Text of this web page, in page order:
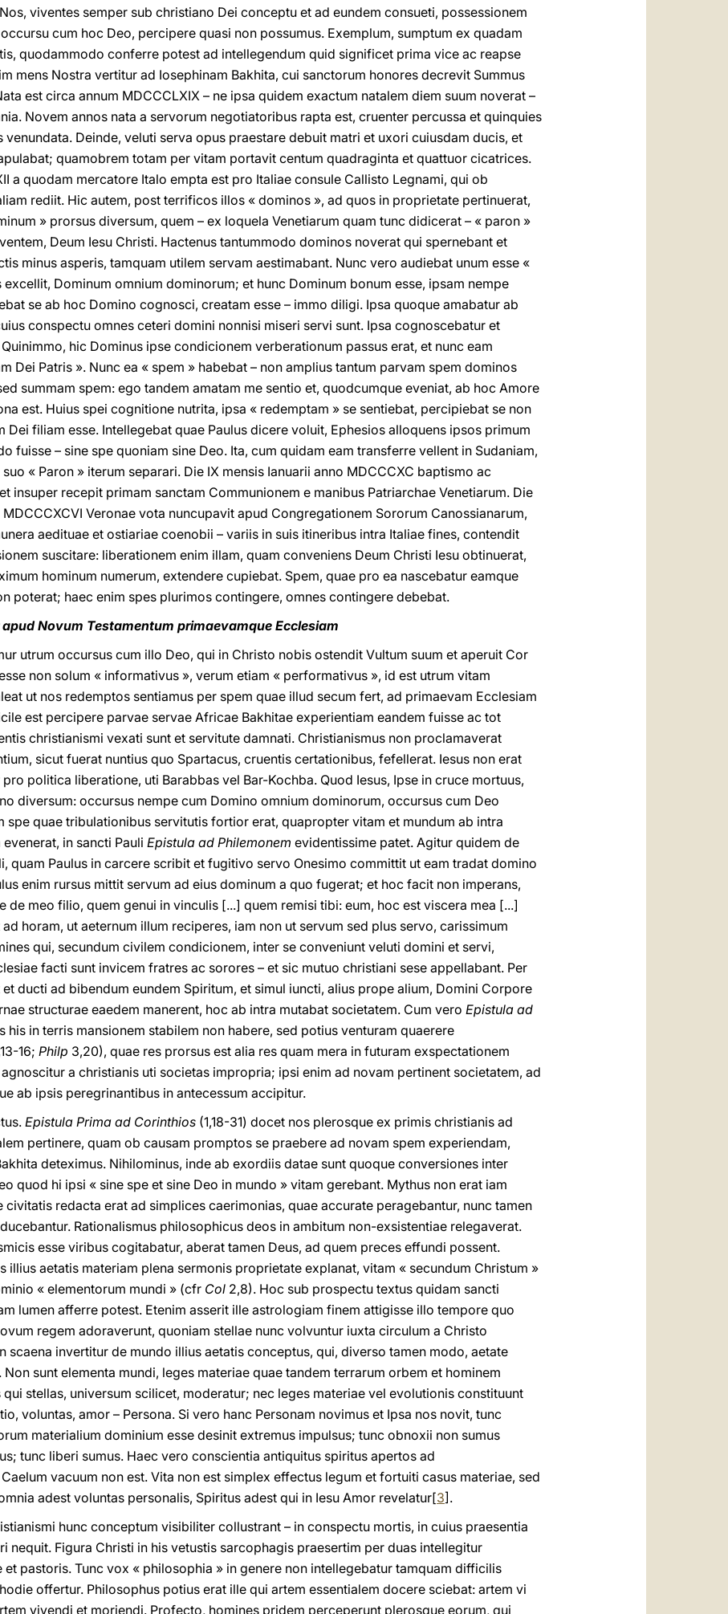
viventes semper sub christiano Dei conceptu et ad eundem consueti, possessionem
cum hoc Deo, percipere quasi non possumus. Exemplum, sumptum ex quadam
quodammodo conferre potest ad intellegendum quid significet prima vice ac reapse
mens Nostra vertitur ad Iosephinam Bakhita, cui sanctorum honores decrevit Summus
est circa annum MDCCCLXIX – ne ipsa quidem exactum natalem diem suum noverat –
Novem annos nata a servorum negotiatoribus rapta est, cruenter percussa et quinquies
venundata. Deinde, veluti serva opus praestare debuit matri et uxori cuiusdam ducis, et
quamobrem totam per vitam portavit centum quadraginta et quattuor cicatrices.
a quodam mercatore Italo empta est pro Italiae consule Callisto Legnami, qui ob
rediit. Hic autem, post terrificos illos « dominos », ad quos in proprietate pertinuerat,
» prorsus diversum, quem – ex loquela Venetiarum quam tunc didicerat – « paron »
Deum Iesu Christi. Hactenus tantummodo dominos noverat qui spernebant et
minus asperis, tamquam utilem servam aestimabant. Nunc vero audiebat unum esse «
Dominum omnium dominorum; et hunc Dominum bonum esse, ipsam nempe
se ab hoc Domino cognosci, creatam esse – immo diligi. Ipsa quoque amabatur ab
conspectu omnes ceteri domini nonnisi miseri servi sunt. Ipsa cognoscebatur et
hic Dominus ipse condicionem verberationum passus erat, et nunc eam
Dei Patris ». Nunc ea « spem » habebat – non amplius tantum parvam spem dominos
summam spem: ego tandem amatam me sentio et, quodcumque eveniat, ab hoc Amore
est. Huius spei cognitione nutrita, ipsa « redemptam » se sentiebat, percipiebat se non
Dei filiam esse. Intellegebat quae Paulus dicere voluit, Ephesios alloquens ipsos primum
fuisse – sine spe quoniam sine Deo. Ita, cum quidam eam transferre vellent in Sudaniam,
« Paron » iterum separari. Die IX mensis Ianuarii anno MDCCCXC baptismo ac
insuper recepit primam sanctam Communionem e manibus Patriarchae Venetiarum. Die
Veronae vota nuncupavit apud Congregationem Sororum Canossianarum,
aedituae et ostiariae coenobii – variis in suis itineribus intra Italiae fines, contendit
suscitare: liberationem enim illam, quam conveniens Deum Christi Iesu obtinuerat,
hominum numerum, extendere cupiebat. Spem, quae pro ea nascebatur eamque
poterat; haec enim spes plurimos contingere, omnes contingere debebat.
Novum Testamentum primaevamque Ecclesiam
utrum occursus cum illo Deo, qui in Christo nobis ostendit Vultum suum et aperuit Cor
non solum « informativus », verum etiam « performativus », id est utrum vitam
ut nos redemptos sentiamus per spem quae illud secum fert, ad primaevam Ecclesiam
est percipere parvae servae Africae Bakhitae experientiam eandem fuisse ac tot
christianismi vexati sunt et servitute damnati. Christianismus non proclamaverat
sicut fuerat nuntius quo Spartacus, cruentis certationibus, fefellerat. Iesus non erat
politica liberatione, uti Barabbas vel Bar-Kochba. Quod Iesus, Ipse in cruce mortuus,
diversum: occursus nempe cum Domino omnium dominorum, occursus cum Deo
spe quae tribulationibus servitutis fortior erat, quapropter vitam et mundum ab intra
in sancti Pauli Epistula ad Philemonem evidentissime patet. Agitur quidem de
quam Paulus in carcere scribit et fugitivo servo Onesimo committit ut eam tradat domino
enim rursus mittit servum ad eius dominum a quo fugerat; et hoc facit non imperans,
de meo filio, quem genui in vinculis [...] quem remisi tibi: eum, hoc est viscera mea [...]
horam, ut aeternum illum reciperes, iam non ut servum sed plus servo, carissimum
qui, secundum civilem condicionem, inter se conveniunt veluti domini et servi,
facti sunt invicem fratres ac sorores – et sic mutuo christiani sese appellabant. Per
ducti ad bibendum eundem Spiritum, et simul iuncti, alius prope alium, Domini Corpore
structurae eaedem manerent, hoc ab intra mutabat societatem. Cum vero Epistula ad
his in terris mansionem stabilem non habere, sed potius venturam quaerere
16; Philp 3,20), quae res prorsus est alia res quam mera in futuram exspectationem
a christianis uti societas impropria; ipsi enim ad novam pertinent societatem, ad
ab ipsis peregrinantibus in antecessum accipitur.
Epistula Prima ad Corinthios (1,18-31) docet nos plerosque ex primis christianis ad
pertinere, quam ob causam promptos se praebere ad novam spem experiendam,
deteximus. Nihilominus, inde ab exordiis datae sunt quoque conversiones inter
quod hi ipsi « sine spe et sine Deo in mundo » vitam gerebant. Mythus non erat iam
redacta erat ad simplices caerimonias, quae accurate peragebantur, nunc tamen
Rationalismus philosophicus deos in ambitum non-exsistentiae relegaverat.
esse viribus cogitabatur, aberat tamen Deus, ad quem preces effundi possent.
illius aetatis materiam plena sermonis proprietate explanat, vitam « secundum Christum »
« elementorum mundi » (cfr Col 2,8). Hoc sub prospectu textus quidam sancti
lumen afferre potest. Etenim asserit ille astrologiam finem attigisse illo tempore quo
regem adoraverunt, quoniam stellae nunc volvuntur iuxta circulum a Christo
scaena invertitur de mundo illius aetatis conceptus, qui, diverso tamen modo, aetate
sunt elementa mundi, leges materiae quae tandem terrarum orbem et hominem
stellas, universum scilicet, moderatur; nec leges materiae vel evolutionis constituunt
voluntas, amor – Persona. Si vero hanc Personam novimus et Ipsa nos novit, tunc
materialium dominium esse desinit extremus impulsus; tunc obnoxii non sumus
tunc liberi sumus. Haec vero conscientia antiquitus spiritus apertos ad
vacuum non est. Vita non est simplex effectus legum et fortuiti casus materiae, sed
adest voluntas personalis, Spiritus adest qui in Iesu Amor revelatur[3].
hunc conceptum visibiliter collustrant – in conspectu mortis, in cuius praesentia
nequit. Figura Christi in his vetustis sarcophagis praesertim per duas intellegitur
pastoris. Tunc vox « philosophia » in genere non intellegebatur tamquam difficilis
offertur. Philosophus potius erat ille qui artem essentialem docere sciebat: artem vi
vivendi et moriendi. Profecto, homines pridem perceperunt plerosque eorum, qui